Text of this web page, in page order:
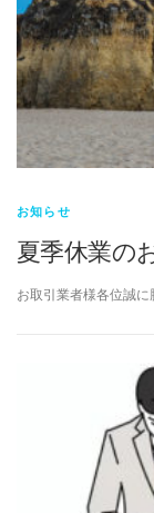
お知らせ
夏季休業の
お取引業者様各位誠